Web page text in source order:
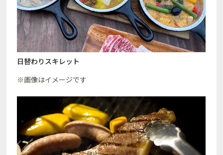
日替わりスキレット
※画像はイメージです